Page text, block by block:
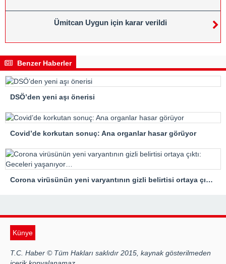
Ümitcan Uygun için karar verildi
Benzer Haberler
DSÖ’den yeni aşı önerisi
Covid’de korkutan sonuç: Ana organlar hasar görüyor
Corona virüsünün yeni varyantının gizli belirtisi ortaya çıktı: Geceleri yaşanıyor…
Künye
T.C. Haber © Tüm Hakları saklıdır 2015, kaynak gösterilmeden